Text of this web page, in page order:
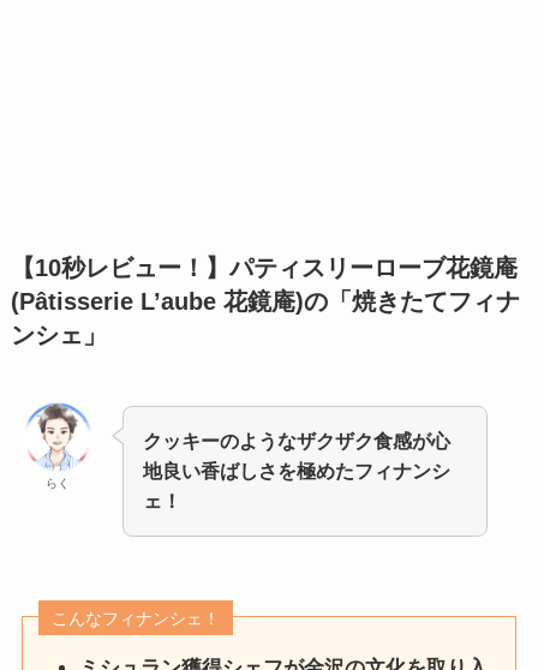
【10秒レビュー！】パティスリーローブ花鏡庵
(Pâtisserie L’aube 花鏡庵)の「焼きたてフィナ
ンシェ」
らく
クッキーのようなザクザク食感が心
地良い香ばしさを極めたフィナンシ
ェ！
こんなフィナンシェ！